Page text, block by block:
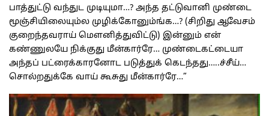
பாத்துட்டு வந்துட முடியுமா…? அந்த தட்டுவானி முண்டை
மூஞ்சியிலையும்ல முழிக்கோனும்ங்க…? (சிறிது ஆவேசம்
குறைந்தவராய் மௌனித்துவிட்டு) இன்னும் என்
கண்ணுலயே நிக்குது மீன்கார்ரே… முண்டைகட்டையா
அந்தப் பட்ரைக்காரனோட படுத்துக் கெடந்தது…..ச்சீய்…
சொல்றதுக்கே வாய் கூசுது மீன்கார்ரே…”